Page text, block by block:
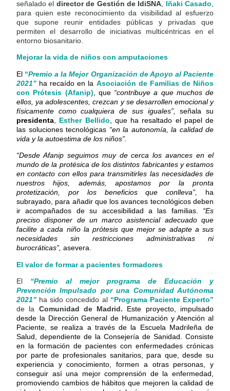
señalado el director de Gestión de IdiSNA Iñaki Casado
para quien este reconocimiento da visibilidad al esfuerzo
que supone reunir entidades públicas y privadas que
permiten el desarrollo de iniciativas multicéntricas en el
entorno biosanitario.
Mejorar la vida de niños con amputaciones
El “Premio a la MejorOrganización de Apoyo al Paciente
2021” ha recaído en la Asociación de Familias de Niños
con Prótesis (Afanip) , que “contribuye a que muchos de
ellos, ya adolescentes, crezcan y se desarrollen emocional y
físicamente como cualquiera de sus iguales”,
señala su
presidenta
Esther Bellido , que ha resaltado el papel de
las soluciones tecnológicas “en la autonomía, la calidad de
vida y la autoestima de los niños”.
“Desde Afanip seguimos muy de cerca los avances en el
mundo de la protésica de los distintos fabricantes y estamos
en contacto con ellos para transmitirles las necesidades de
nuestros hijos, además, apostamos por la pronta
protetización, por los beneficios que conlleva”, ha
subrayado, para añadir que los avances tecnológicos deben
ir acompañados de su accesibilidad a las familias. “Es
preciso disponer de un marco asistencial adecuado que
facilite a cada niño la prótesis que mejor se adapte a sus
necesidades sin restricciones administrativas ni
burocráticas”, asevera.
El valor de formar a pacientes formadores
El “Premio al mejor programa de Educación y
Prevención Impulsado por una Comunidad Autónoma
2021” ha sido concedido al “Programa Paciente Experto”
de la Comunidad de Madrid. Este proyecto, impulsado
desde la Dirección General de Humanización y Atención al
Paciente, se realiza a través de la Escuela Madrileña de
Salud, dependiente de la Consejería de Sanidad. Consiste
en la formación de pacientes con enfermedades crónicas
por parte de profesionales sanitarios, para que, desde su
experiencia y conocimiento, formen a otras personas, y
conseguir así una mejor comprensión de la enfermedad,
promoviendo cambios de hábitos que mejoren la calidad de